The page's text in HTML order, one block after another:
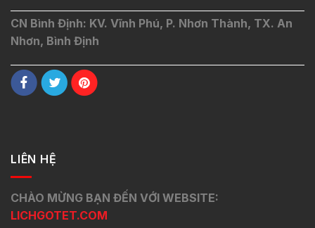
CN Bình Định: KV. Vĩnh Phú, P. Nhơn Thành, TX. An
Nhơn, Bình Định
LIÊN HỆ
CHÀO MỪNG BẠN ĐẾN VỚI WEBSITE:
LICHGOTET.COM